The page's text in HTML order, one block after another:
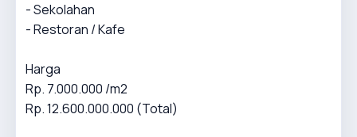
- Sekolahan
- Restoran / Kafe
Harga
Rp. 7.000.000 /m2
Rp. 12.600.000.000 (Total)